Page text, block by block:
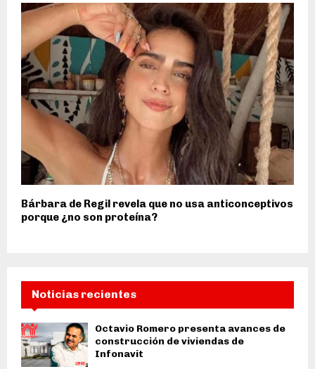
Bárbara de Regil revela que no usa anticonceptivos
porque ¿no son proteína?
Noticias recientes
Octavio Romero presenta avances de
construcción de viviendas de
Infonavit